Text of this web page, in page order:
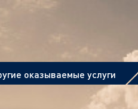
оказываемые услуги